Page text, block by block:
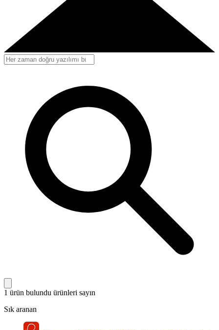
1 ürün bulundu ürünleri sayın
Sık aranan